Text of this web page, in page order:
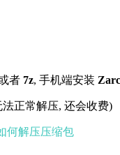
者 7z, 手机端安装
正常解压, 还会收费)
何解压压缩包